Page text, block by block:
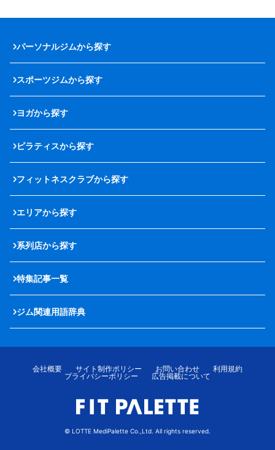
パーソナルジムから探す
スポーツジムから探す
ヨガから探す
ピラティスから探す
フィットネスクラブから探す
エリアから探す
系列店から探す
特集記事一覧
ジム関連用語辞典
会社概要 サイト制作ポリシー お問い合わせ
利用規約
プライバシーポリシー
広告掲載について
© LOTTE MediPalette Co.,Ltd. All rights reserved.